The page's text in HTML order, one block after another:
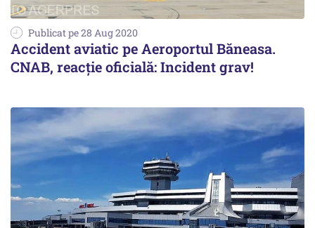
Publicat pe 28 Aug 2020
Accident aviatic pe Aeroportul Băneasa.
CNAB, reacție oficială: Incident grav!